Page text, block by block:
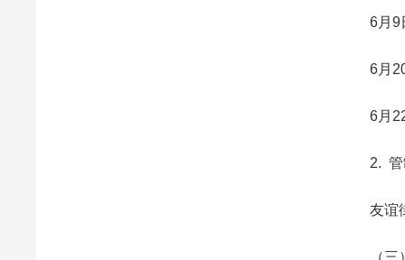
6月9日
6月20
6月22
2. 管
友谊街
（三）